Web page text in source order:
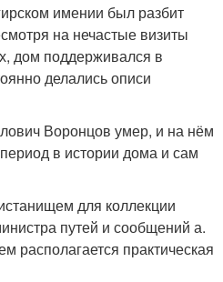
имении был разбит
на нечастые визиты
дом поддерживался в
делались описи
Воронцов умер, и на нём
в истории дома и сам
для коллекции
путей и сообщений а.
располагается практическая